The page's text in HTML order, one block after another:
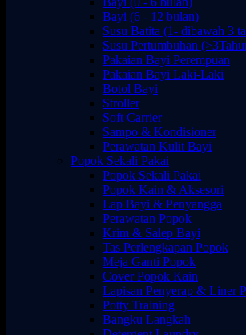
Bayi (6 - 12 bulan)
Susu Batita (1- dibawah 3
Susu Pertumbuhan
Pakaian Bayi Perempuan
Pakaian Bayi Laki-Laki
Botol Bayi
Stroller
Soft Carrier
Sampo & Kondisioner
Perawatan Kulit Bayi
Popok Sekali Pakai
Popok Sekali Pakai
Popok Kain & Aksesori
Lap Bayi & Penyangga
Perawatan Popok
Krim & Salep Bayi
Tas Perlengkapan Popok
Meja Ganti Popok
Cover Popok Kain
Lapisan Penyerap & Liner
Potty Training
Bangku Langkah